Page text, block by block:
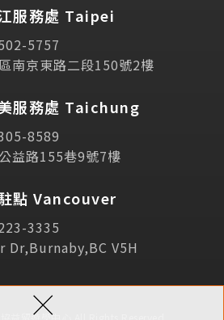
×
諮詢表單
立即諮詢
服務處 Taipei
5757
南京東路二段150號2樓
服務處 Taichung
8589
益路155巷9號7樓
點 Vancouver
3335
Dr,Burnaby,BC V5H
益留遊學中心 All Rights Reserved.